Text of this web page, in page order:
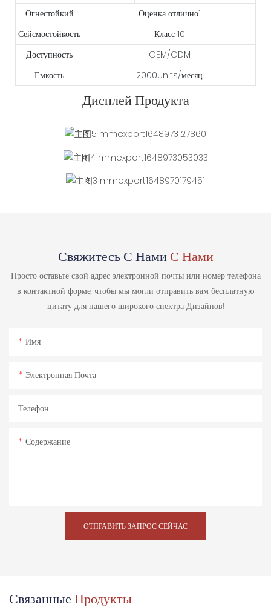
Огнестойкий
Оценка отлично1
Сейсмостойкость
Класс 10
Доступность
OEM/ODM
Емкость
2000units/месяц
Дисплей Продукта
Свяжитесь С НамиС Нами
Просто оставьте свой адрес электронной почты или номер телефона
в контактной форме, чтобы мы могли отправить вам бесплатную
цитату для нашего широкого спектра Дизайнов!
Имя
Электронная Почта
Телефон
Содержание
ОТПРАВИТЬ ЗАПРОС СЕЙЧАС
СвязанныеПродукты